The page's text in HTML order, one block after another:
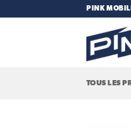
PINK
TOUS LES